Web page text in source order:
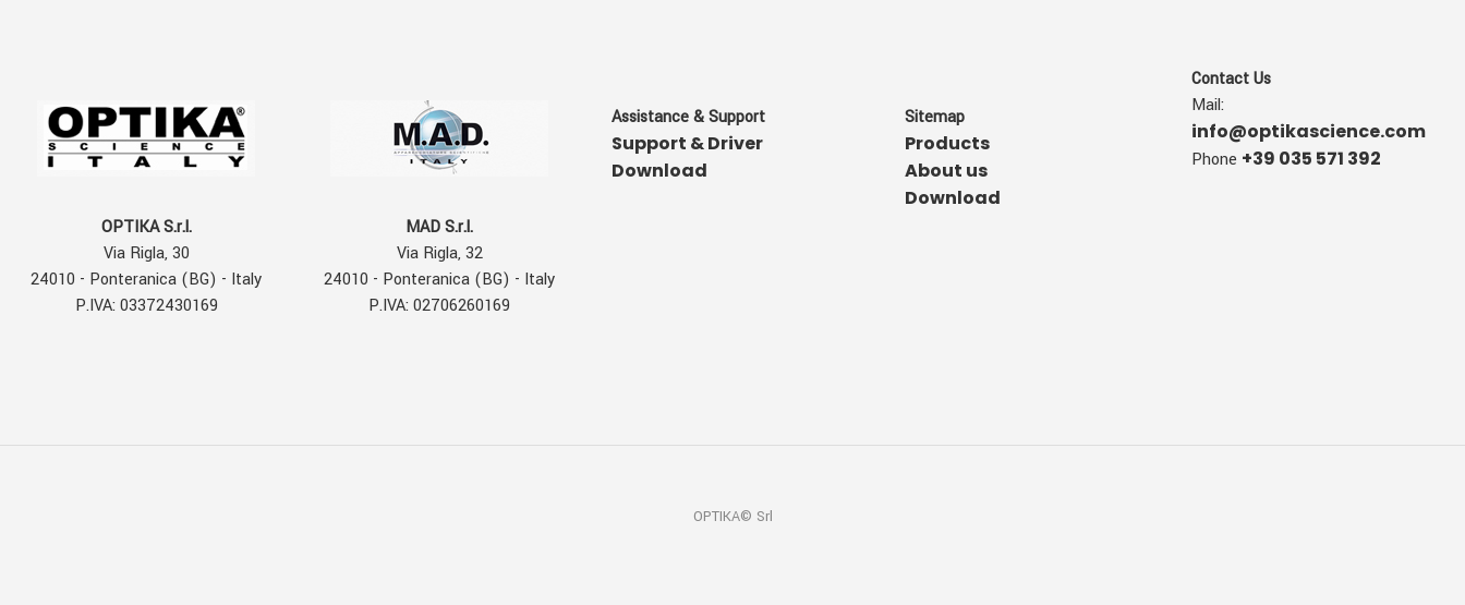
OPTIKA S.r.l.
Via Rigla, 30
24010 - Ponteranica (BG) - Italy
P.IVA: 03372430169
MAD S.r.l.
Via Rigla, 32
24010 - Ponteranica (BG) - Italy
P.IVA: 02706260169
Assistance & Support
Support & Driver
Download
Sitemap
Products
About us
Download
Contact Us
Mail:
info@optikascience.com
Phone +39 035 571 392
OPTIKA© Srl